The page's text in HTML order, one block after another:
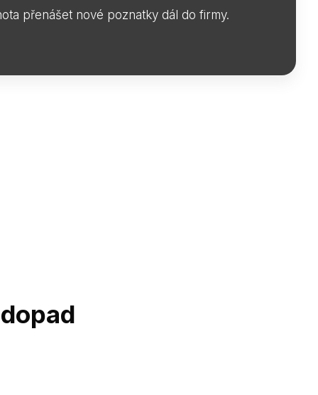
přenášet nové poznatky dál do firmy.